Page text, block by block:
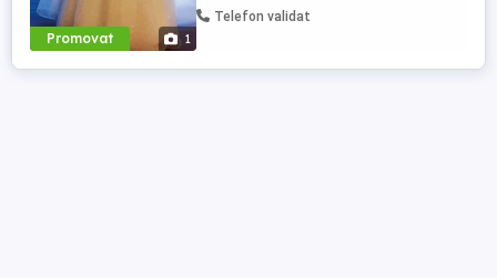
Promovat 1
Telefon validat